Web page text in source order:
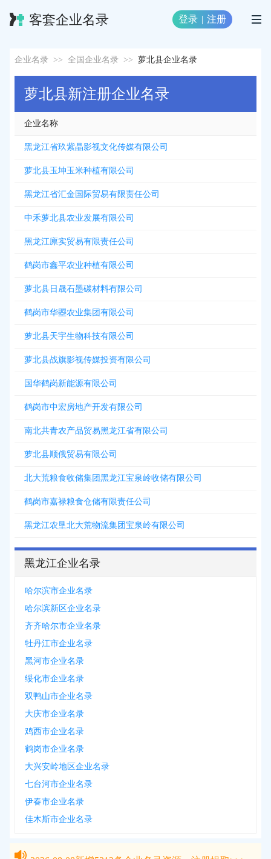
客套企业名录 登录 | 注册
企业名录 >> 全国企业名录 >> 萝北县企业名录
萝北县新注册企业名录
企业名称
黑龙江省玖紫晶影视文化传媒有限公司
萝北县玉坤玉米种植有限公司
黑龙江省汇金国际贸易有限责任公司
中禾萝北县农业发展有限公司
黑龙江廪实贸易有限责任公司
鹤岗市鑫平农业种植有限公司
萝北县日晟石墨碳材料有限公司
鹤岗市华曌农业集团有限公司
萝北县天宇生物科技有限公司
萝北县战旗影视传媒投资有限公司
国华鹤岗新能源有限公司
鹤岗市中宏房地产开发有限公司
南北共青农产品贸易黑龙江省有限公司
萝北县顺俄贸易有限公司
北大荒粮食收储集团黑龙江宝泉岭收储有限公司
鹤岗市嘉禄粮食仓储有限责任公司
黑龙江农垦北大荒物流集团宝泉岭有限公司
黑龙江企业名录
哈尔滨市企业名录
哈尔滨新区企业名录
齐齐哈尔市企业名录
牡丹江市企业名录
黑河市企业名录
绥化市企业名录
双鸭山市企业名录
大庆市企业名录
鸡西市企业名录
鹤岗市企业名录
大兴安岭地区企业名录
七台河市企业名录
伊春市企业名录
佳木斯市企业名录